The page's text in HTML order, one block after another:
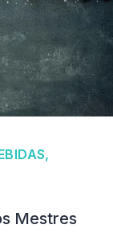
Mestres